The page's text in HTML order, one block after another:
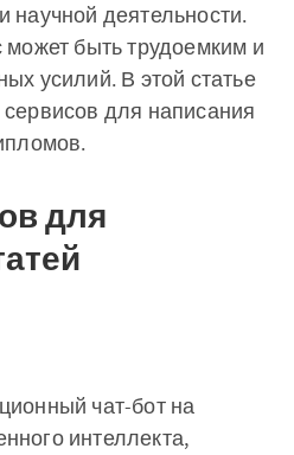
научной деятельности.
может быть трудоемким и
усилий. В этой статье
для написания
для
чат-бот на
интеллекта,